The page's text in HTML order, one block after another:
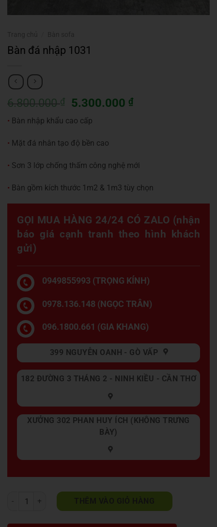
Bàn đá nhập 1031
6.800.000 ₫
Giá
gốc
là:
6.800.000 ₫.
5.300.000 ₫Giá
• Bàn nhập khẩu cao cấp
• Mặt đá nhân tạo độ bền cao
• Sơn 3 lớp chống thấm công nghệ mới
• Bàn gồm kích thước 1m2 & 1m3 tùy chọn
GỌI MUA HÀNG 24/24 CÓ ZALO (nhận
báo giá cạnh tranh theo hình khách
gửi)
0949855993 (TRỌNG KÍNH)
0978.136.148 (NGỌC TRÂN)
096.1800.661 (GIA KHANG)
399 NGUYỄN OANH - GÒ VẤP
182 ĐƯỜNG 3 THÁNG 2 - NINH KIỀU - CẦN THƠ
XƯỞNG 302 PHAN HUY ÍCH (KHÔNG TRƯNG
BÀY)
Bàn đá nhập 1031 số lượng